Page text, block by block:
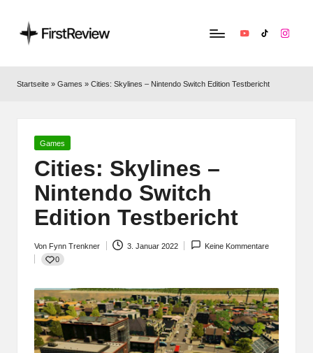
ir
Alles
Apple,
Smart‑Home,
Kopfhörern
YouTubeTikTok
Startseite » Games » Cities: Skylines – Nintendo Switch Edition Testbericht
Posted
Games
Cities: Skylines –
Nintendo Switch
Edition Testbericht
Posted
by
Von Fynn Trenkner 3. Januar 2022
Keine Kommentare
0